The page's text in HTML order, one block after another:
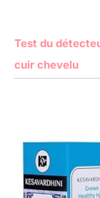
Test du
cuir chevelu